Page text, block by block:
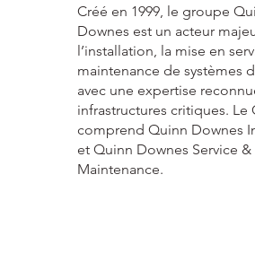
Créé en 1999, le groupe
Downes est un acteur
l’installation, la mise en
maintenance de systèmes
avec une expertise
infrastructures critiques. Le
comprend Quinn Downes
et Quinn Downes Service &
Maintenance.